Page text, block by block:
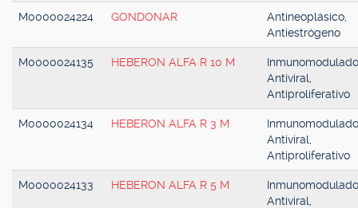
M0000024224 GONDONAR
Antineoplásico,
Antiestrógeno
M0000024135 HEBERON ALFA R 10 M
Antiviral,
Antiproliferativo
M0000024134 HEBERON ALFA R 3 M
Antiviral,
Antiproliferativo
M0000024133 HEBERON ALFA R 5 M
Antiviral,